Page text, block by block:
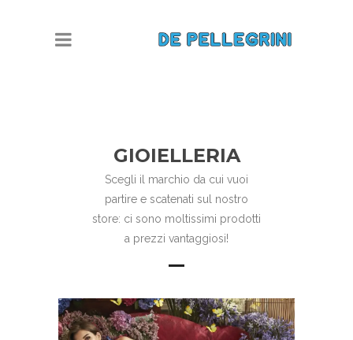
GIOIELLERIA
Scegli il marchio da cui vuoi
partire e scatenati sul nostro
store: ci sono moltissimi prodotti
a prezzi vantaggiosi!